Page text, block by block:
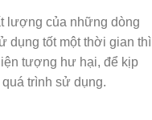
lượng của những dòng
dụng tốt một thời gian thì
tượng hư hại, để kịp
trình sử dụng.